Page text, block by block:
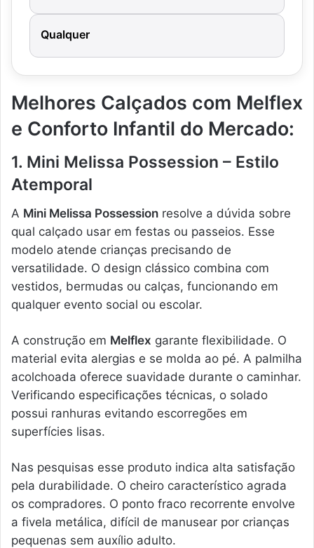
Qualquer
Melhores Calçados com Melflex
e Conforto Infantil do Mercado:
1. Mini Melissa Possession – Estilo
Atemporal
A Mini Melissa Possession resolve a dúvida sobre
qual calçado usar em festas ou passeios. Esse
modelo atende crianças precisando de
versatilidade. O design clássico combina com
vestidos, bermudas ou calças, funcionando em
qualquer evento social ou escolar.
A construção em Melflex garante flexibilidade. O
material evita alergias e se molda ao pé. A palmilha
acolchoada oferece suavidade durante o caminhar.
Verificando especificações técnicas, o solado
possui ranhuras evitando escorregões em
superfícies lisas.
Nas pesquisas esse produto indica alta satisfação
pela durabilidade. O cheiro característico agrada
os compradores. O ponto fraco recorrente envolve
a fivela metálica, difícil de manusear por crianças
pequenas sem auxílio adulto.